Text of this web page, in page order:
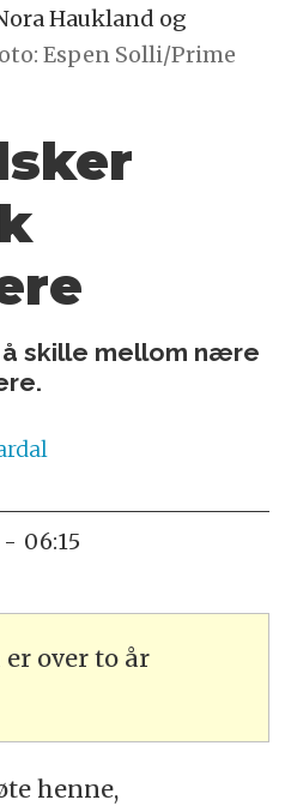
Haukland og
Espen Solli/Prime
skille mellom nære
- 06:15
over to år
henne,